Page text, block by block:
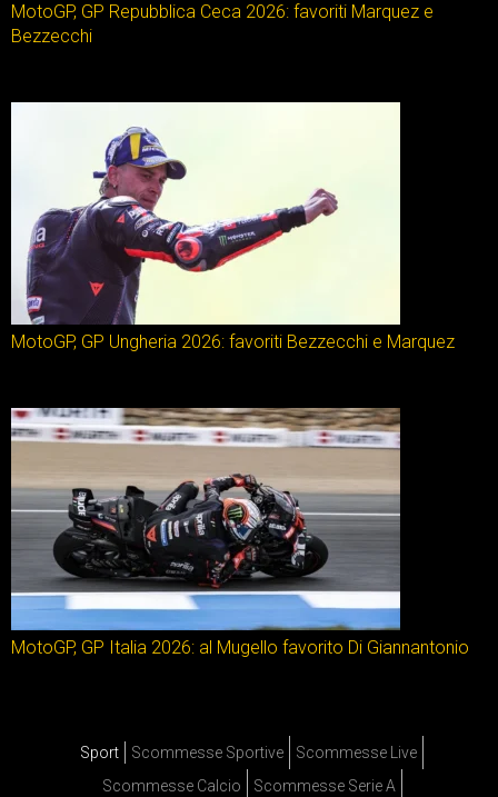
MotoGP, GP Repubblica Ceca 2026: favoriti Marquez e
Bezzecchi
MotoGP, GP Ungheria 2026: favoriti Bezzecchi e Marquez
MotoGP, GP Italia 2026: al Mugello favorito Di Giannantonio
Sport Scommesse Sportive
Scommesse Live
Scommesse Calcio
Scommesse Serie A